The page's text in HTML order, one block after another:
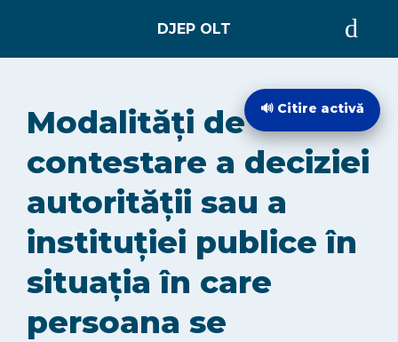
EVIDENȚA PERSOANELOR
INTEGRITATE INSTITUȚIONALĂ
Modalități de
contestare a deciziei
autorității sau a
instituției publice în
situația în care
persoana se
🔊 Citire activă